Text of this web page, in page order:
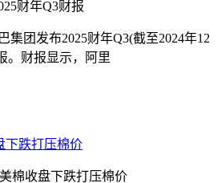
集团发布2025财年Q3(截至2024年12
。财报显示，阿里
下跌打压棉价